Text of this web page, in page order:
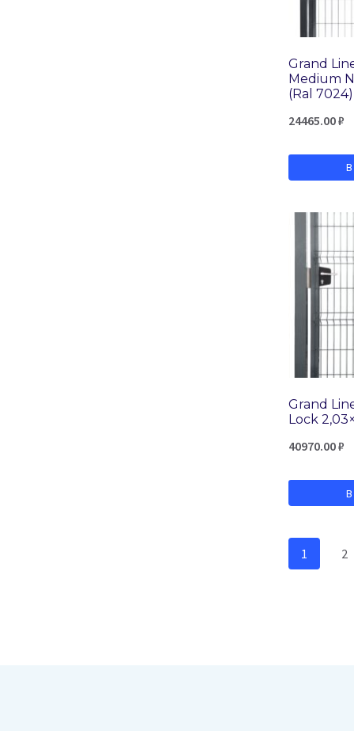
Grand
Medium
(Ral 7024)
24465.00₽
Grand
Lock
40970.00₽
1 2